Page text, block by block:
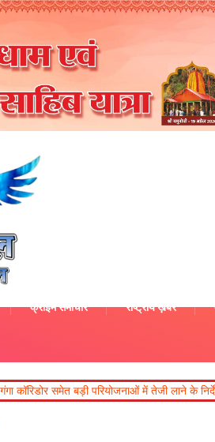
क्राइम समाचार राष्ट्रीय ख़बरें
में तेजी लाने के निर्देश कॉमनवेल्थ पदक